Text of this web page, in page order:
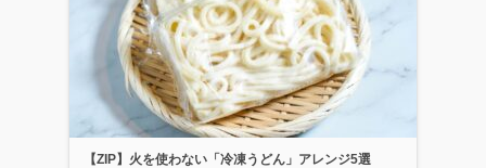
【ZIP】火を使わない「冷凍うどん」アレンジ5選